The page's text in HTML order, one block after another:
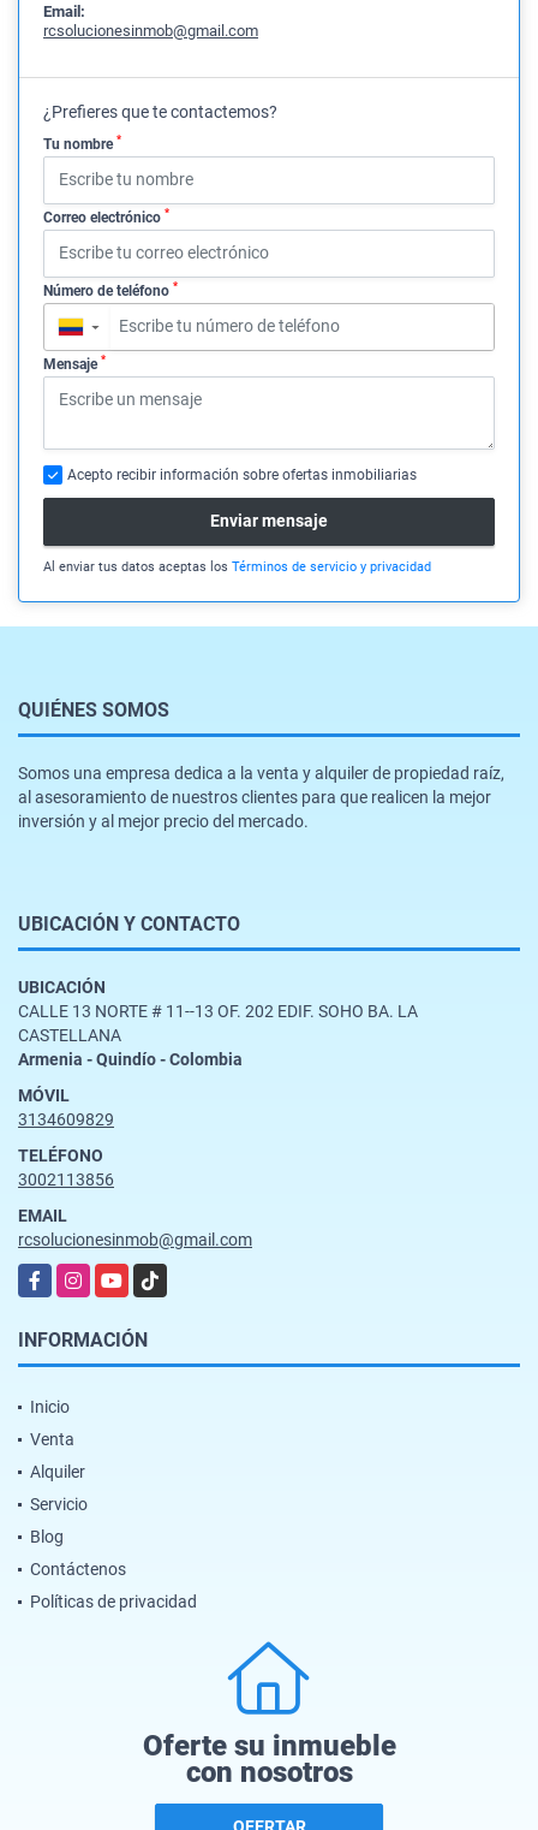
Email:
rcsolucionesinmob@gmail.com
¿Prefieres que te contactemos?
Tu nombre *
Correo electrónico *
Número de teléfono *
▼
Mensaje *
Acepto recibir información sobre ofertas inmobiliarias
Enviar mensaje
Al enviar tus datos aceptas los Términos de servicio y privacidad
QUIÉNES SOMOS
Somos una empresa dedica a la venta y alquiler de propiedad raíz,
al asesoramiento de nuestros clientes para que realicen la mejor
inversión y al mejor precio del mercado.
UBICACIÓN Y CONTACTO
UBICACIÓN
CALLE 13 NORTE # 11--13 OF. 202 EDIF. SOHO BA. LA
CASTELLANA
Armenia - Quindío - Colombia
MÓVIL
3134609829
TELÉFONO
3002113856
EMAIL
rcsolucionesinmob@gmail.com
FacebookInstagramYouTubeTikTok
INFORMACIÓN
Inicio
Venta
Alquiler
Servicio
Blog
Contáctenos
Políticas de privacidad
Oferte su inmueble
con nosotros